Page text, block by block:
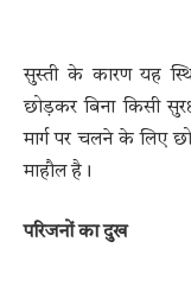
सुस्ती के कारण यह
छोड़कर बिना किसी
मार्ग पर चलने के लिए
माहौल है।
परिजनों का दुख